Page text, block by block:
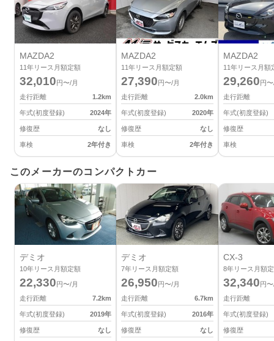
MAZDA2
11年リース月額定額
32,010円〜/月
走行距離
1.2km
年式(初度登録) 2024年
修復歴 なし
車検 2年付き
MAZDA2
11年リース月額定額
27,390円〜/月
走行距離
2.0km
年式(初度登録) 2020年
修復歴 なし
車検 2年付き
MAZDA2
11年リース月額
29,260円
走行距離
年式(初度登録)
修復歴
車検
このメーカーのコンパクトカー
デミオ
10年リース月額定額
22,330円〜/月
走行距離
7.2km
年式(初度登録) 2019年
修復歴 なし
デミオ
7年リース月額定額
26,950円〜/月
走行距離
6.7km
年式(初度登録) 2016年
修復歴 なし
CX-3
8年リース月額
32,340円
走行距離
年式(初度登録)
修復歴